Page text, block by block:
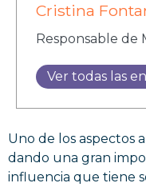
Cristina
Responsable de
Ver todas las
Uno de los aspectos
dando una gran
influencia que tiene